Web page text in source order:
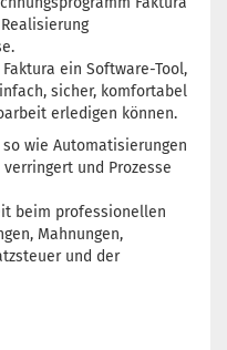
ein Software-Tool,
sicher, komfortabel
erledigen können.
wie Automatisierungen
und Prozesse
beim professionellen
Mahnungen,
und der